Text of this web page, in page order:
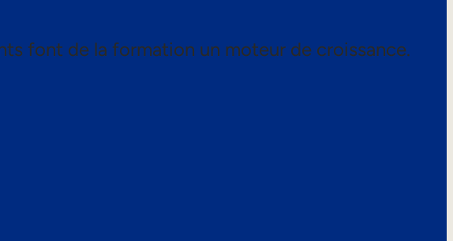
font de la formation un moteur de croissance.